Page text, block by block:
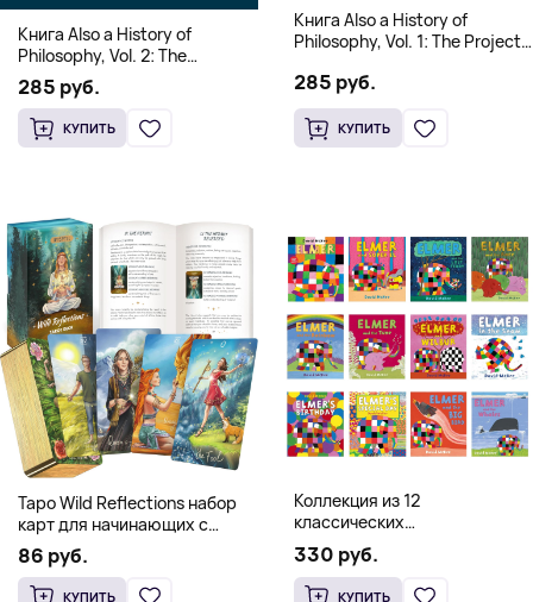
Книга Also a History of
Philosophy, Vol. 2: The
Occidental Constellation of
Faith and Knowledge
(Твердый переплет)
285 руб.
КУПИТЬ
Книга Also a History of
Philosophy, Vol. 1: The Project
Postmetaphysical Thinking
(Твердый переплет)
285 руб.
КУПИТЬ
Таро Wild Reflections набор
карт для начинающих с
книгой (78 карт, золочёные
края)
86 руб.
КУПИТЬ
Коллекция из 12
классических
иллюстрированных книг об
Элмере от Дэвида Макки
330 руб.
КУПИТЬ